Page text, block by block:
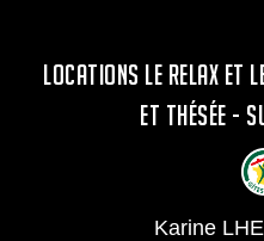
LOCATIONS LE RELAX ET
ET THÉSÉE -
Karine